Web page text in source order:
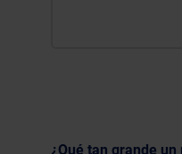
¿Qué tan grande